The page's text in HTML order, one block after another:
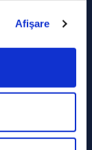
Afişare